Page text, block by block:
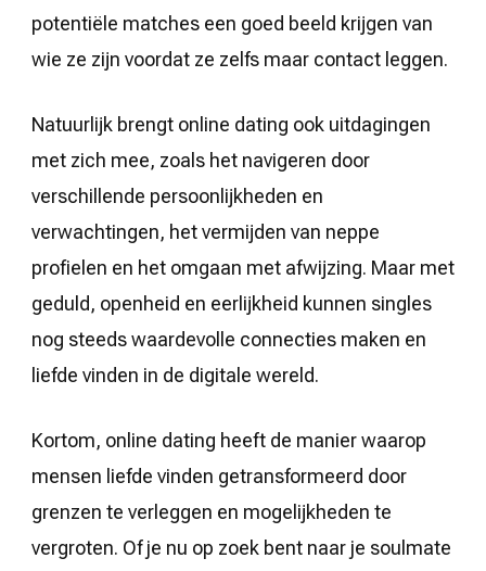
potentiële matches een goed beeld krijgen van
wie ze zijn voordat ze zelfs maar contact leggen.
Natuurlijk brengt online dating ook uitdagingen
met zich mee, zoals het navigeren door
verschillende persoonlijkheden en
verwachtingen, het vermijden van neppe
profielen en het omgaan met afwijzing. Maar met
geduld, openheid en eerlijkheid kunnen singles
nog steeds waardevolle connecties maken en
liefde vinden in de digitale wereld.
Kortom, online dating heeft de manier waarop
mensen liefde vinden getransformeerd door
grenzen te verleggen en mogelijkheden te
vergroten. Of je nu op zoek bent naar je soulmate